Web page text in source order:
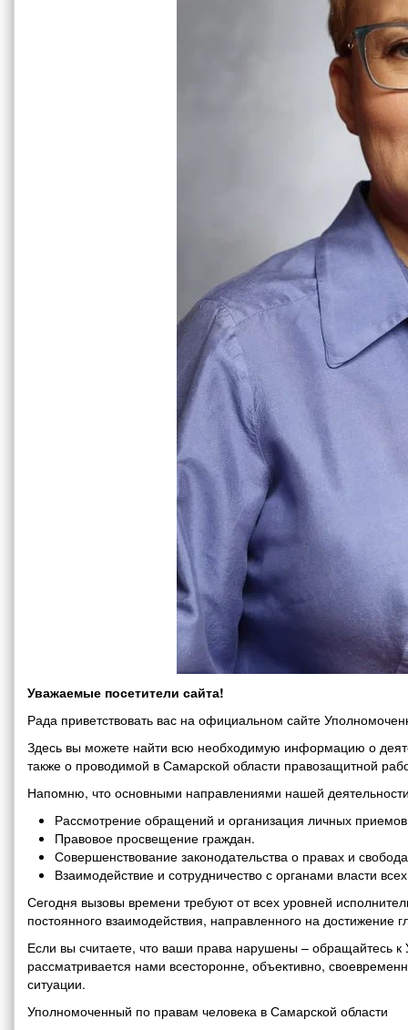
Уважаемые посетители сайта!
Рада приветствовать вас на официальном сайте
Здесь вы можете найти всю необходимую информацию о
также о проводимой в Самарской области правозащитной
Напомню, что основными направлениями нашей
Рассмотрение обращений и организация личных
Правовое просвещение граждан.
Совершенствование законодательства о правах и
Взаимодействие и сотрудничество с органами власти
Сегодня вызовы времени требуют от всех уровней
постоянного взаимодействия, направленного на
Если вы считаете, что ваши права нарушены – обращайтесь
рассматривается нами всесторонне, объективно,
ситуации.
Уполномоченный по правам человека в Самарской области